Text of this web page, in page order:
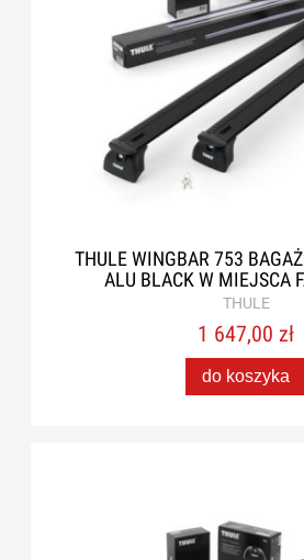
THULE WINGBAR 753
ALU BLACK W MIEJSCA
THULE
1 647,00 zł
do koszyka